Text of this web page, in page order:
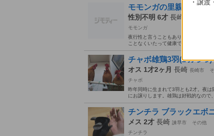
モモンガの里親になっ
性別不明 6才 長崎
モモンガ
夜行性と言うこともあり、臆病な性格
ことなくいたって健康です。 こちら
チャボ雄鶏3羽(1羽づつ)
オス 1才2ヶ月 長崎 長崎市
チャボ
昨年同時に生まれて3羽とも2才。夜
にお譲りします。雄鶏は好戦的なので
チンチラ ブラックエボ
メス 2才 長崎 諫早市
その他
チンチラ
・譲